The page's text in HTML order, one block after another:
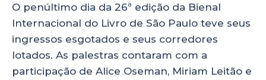
O penúltimo dia da 26ª edição da Bienal
Internacional do Livro de São Paulo teve seus
ingressos esgotados e seus corredores
lotados. As palestras contaram com a
participação de Alice Oseman, Miriam Leitão e